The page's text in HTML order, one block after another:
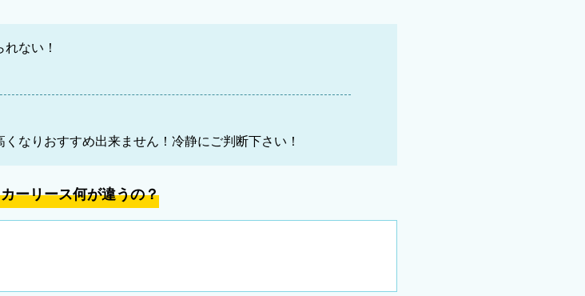
ない！
なりおすすめ出来ません！冷静にご判断下さい！
ーリース何が違うの？